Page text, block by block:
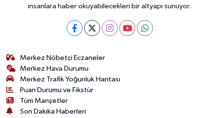
insanlara haber okuyabilecekleri bir altyapı sunuyor.
Merkez Nöbetçi Eczaneler
Merkez Hava Durumu
Merkez Trafik Yoğunluk Haritası
Puan Durumu ve Fikstür
Tüm Manşetler
Son Dakika Haberleri